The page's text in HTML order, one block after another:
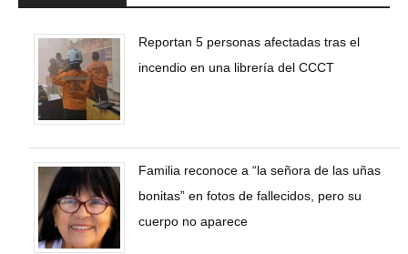
Reportan 5 personas afectadas tras el
incendio en una librería del CCCT
Familia reconoce a “la señora de las uñas
bonitas” en fotos de fallecidos, pero su
cuerpo no aparece